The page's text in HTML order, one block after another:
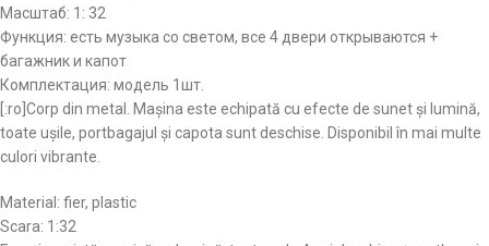
Масштаб: 1: 32
Функция: есть музыка со светом, все 4 двери открываются +
багажник и капот
Комплектация: модель 1шт.
[:ro] Corp din metal.
Mașina este echipată cu efecte de sunet și lumină,
toate ușile, portbagajul și capota sunt deschise. Disponibil în mai multe
culori vibrante.
Material: fier, plastic
Scara: 1:32